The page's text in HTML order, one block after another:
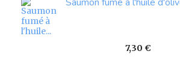
Prix
7,30 €